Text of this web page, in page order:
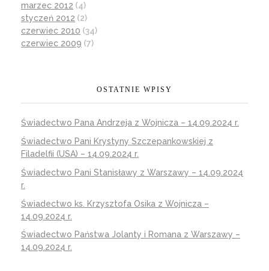
marzec 2012 (4)
styczeń 2012 (2)
czerwiec 2010 (34)
czerwiec 2009 (7)
OSTATNIE WPISY
Świadectwo Pana Andrzeja z Wojnicza – 14.09.2024 r.
Świadectwo Pani Krystyny Szczepankowskiej z
Filadelfii (USA) – 14.09.2024 r.
Świadectwo Pani Stanisławy z Warszawy – 14.09.2024
r.
Świadectwo ks. Krzysztofa Osika z Wojnicza –
14.09.2024 r.
Świadectwo Państwa Jolanty i Romana z Warszawy –
14.09.2024 r.